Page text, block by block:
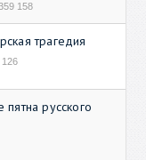
158
трагедия
126
русского